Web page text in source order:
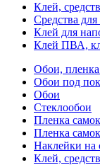
Клей,
Средства
Клей для
Клей ПВА,
Обои, пленка
Обои под
Обои
Стеклообои
Пленка
Пленка
Наклейки на
Клей,